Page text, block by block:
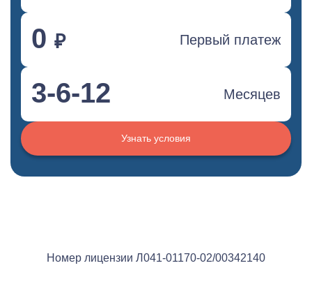
0 ₽ Первый платеж
3-6-12 Месяцев
Узнать условия
Номер лицензии Л041-01170-02/00342140